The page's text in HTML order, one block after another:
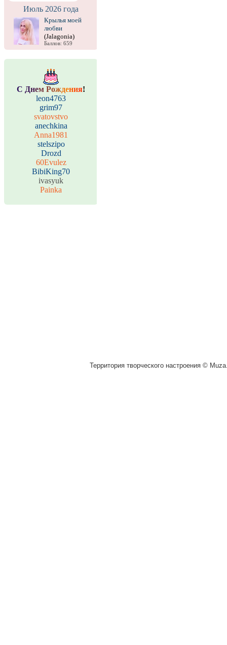
Июль 2026 года
Крылья моей
любви
(Jalagonia)
Баллов: 659
С Днем Рождения!
leon4763
grim97
svatovstvo
anechkina
Anna1981
stelszipo
Drozd
60Evulez
BibiKing70
ivasyuk
Painka
Территория творческого настроения ©